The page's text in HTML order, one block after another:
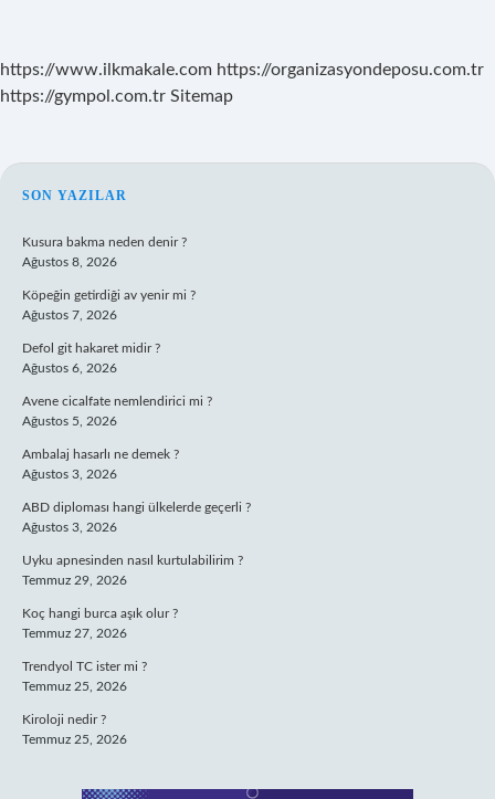
https://www.ilkmakale.com https://organizasyondeposu.com.tr
https://gympol.com.tr Sitemap
SIDEBAR
SON YAZILAR
Kusura bakma neden denir ?
Ağustos 8, 2026
Köpeğin getirdiği av yenir mi ?
Ağustos 7, 2026
Defol git hakaret midir ?
Ağustos 6, 2026
Avene cicalfate nemlendirici mi ?
Ağustos 5, 2026
Ambalaj hasarlı ne demek ?
Ağustos 3, 2026
ABD diploması hangi ülkelerde geçerli ?
Ağustos 3, 2026
Uyku apnesinden nasıl kurtulabilirim ?
Temmuz 29, 2026
Koç hangi burca aşık olur ?
Temmuz 27, 2026
Trendyol TC ister mi ?
Temmuz 25, 2026
Kiroloji nedir ?
Temmuz 25, 2026